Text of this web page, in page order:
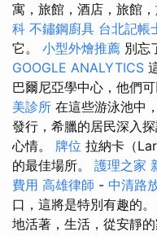
寓，旅館，酒店，旅館
科 不鏽鋼廚具 台北記帳
它。 小型外燴推薦 別忘
GOOGLE ANALYTICS
巴爾尼亞學中心，他們
美診所 在這些游泳池中
發行，希臘的居民深入
心情。 牌位 拉納卡（
的最佳場所。 護理之家
費用 高雄律師 - 中清路
口，這將是特別有趣的。
地活著，生活，從安靜